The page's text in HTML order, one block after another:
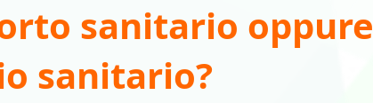
sanitario oppure
sanitario?